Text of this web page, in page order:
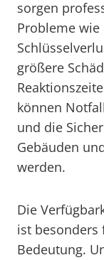
sorgen
Probleme
größere
können
und die
Gebäuden
werden.
Die
ist besonders
Bedeutung.